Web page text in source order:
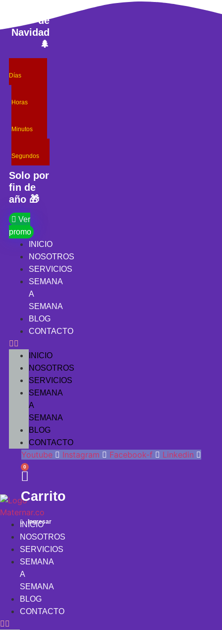
contenido
de
Navidad
🌲
Días
Horas
Minutos
Segundos
Solo por
fin de
año 🎁
Ver
promo
INICIO
NOSOTROS
SERVICIOS
SEMANA
A
SEMANA
BLOG
CONTACTO
INICIO
NOSOTROS
SERVICIOS
SEMANA
A
SEMANA
BLOG
CONTACTO
Youtube Instagram Facebook-f Linkedin
0
Carrito
Ingresar
INICIO
NOSOTROS
SERVICIOS
SEMANA
A
SEMANA
BLOG
CONTACTO